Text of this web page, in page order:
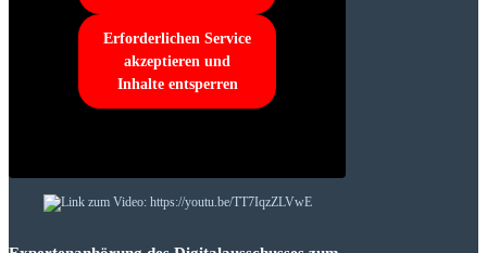
Erforderlichen Service
akzeptieren und
Inhalte entsperren